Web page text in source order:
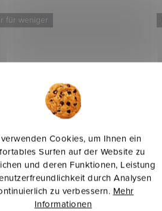
Cookies, um Ihnen ein
Surfen auf der Website zu
und deren Funktionen, Leistung
durch Analysen
zu verbessern. Mehr
Informationen
für weniger
Kostümstoff - Karomuster rot